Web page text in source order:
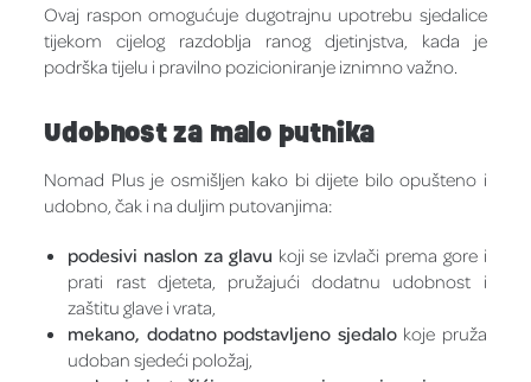
Ovaj raspon omogućuje dugotrajnu upotrebu sjedalice
tijekom cijelog razdoblja ranog djetinjstva, kada je
podrška tijelu i pravilno pozicioniranje iznimno važno.
Udobnost za malo putnika
Nomad Plus je osmišljen kako bi dijete bilo opušteno i
udobno, čak i na duljim putovanjima:
podesivi naslon za glavu koji se izvlači prema gore i
prati rast djeteta, pružajući dodatnu udobnost i
zaštitu glave i vrata,
mekano, dodatno podstavljeno sjedalokoje pruža
udoban sjedeći položaj,